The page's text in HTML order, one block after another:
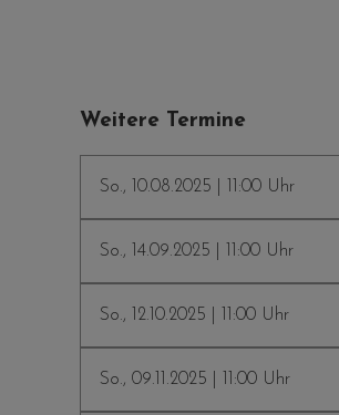
Weitere Termine
So., 10.08.2025 | 11:00 Uhr
So., 14.09.2025 | 11:00 Uhr
So., 12.10.2025 | 11:00 Uhr
So., 09.11.2025 | 11:00 Uhr